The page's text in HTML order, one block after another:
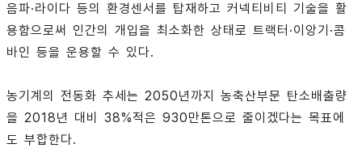
음파·라이다 등의 환경센서를 탑재하고 커넥티비티 기술을 활
용함으로써 인간의 개입을 최소화한 상태로 트랙터·이앙기·콤
바인 등을 운용할 수 있다.
농기계의 전동화 추세는 2050년까지 농축산부문 탄소배출량
을 2018년 대비 38%적은 930만톤으로 줄이겠다는 목표에
도 부합한다.